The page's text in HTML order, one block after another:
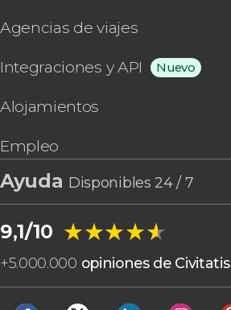
Agencias de viajes
Integraciones y API Nuevo
Alojamientos
Empleo
Ayuda Disponibles 24 / 7
9,1/10 ★★★★★
★★★★★
+5.000.000 opiniones de Civitatis